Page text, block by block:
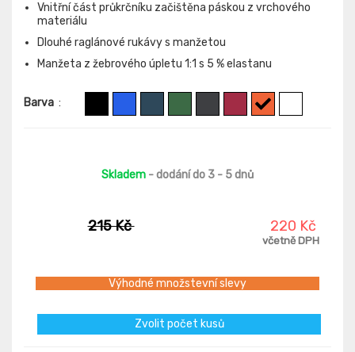
Vnitřní část průkrčníku začištěna páskou z vrchového
materiálu
Dlouhé raglánové rukávy s manžetou
Manžeta z žebrového úpletu 1:1 s 5 % elastanu
Barva :
Skladem - dodání do 3 - 5 dnů
215 Kč 220 Kč
včetně DPH
Výhodné množstevní slevy
Zvolit počet kusů